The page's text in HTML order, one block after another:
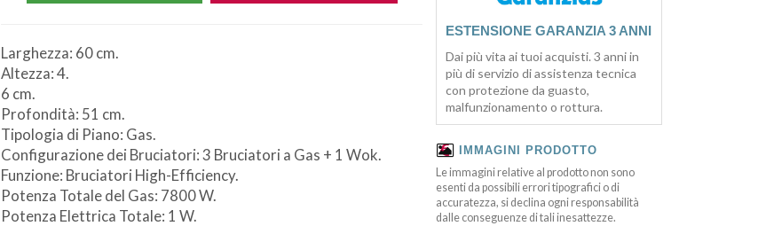
Larghezza: 60 cm.
Altezza: 4.
6 cm.
Profondità: 51 cm.
Tipologia di Piano: Gas.
Configurazione dei Bruciatori: 3 Bruciatori a Gas + 1 Wok.
Funzione: Bruciatori High-Efficiency.
Potenza Totale del Gas: 7800 W.
Potenza Elettrica Totale: 1 W.
ESTENSIONE GARANZIA 3 ANNI
Dai più vita ai tuoi acquisti. 3 anni in
più di servizio di assistenza tecnica
con protezione da guasto,
malfunzionamento o rottura.
IMMAGINI PRODOTTO
Le immagini relative al prodotto non sono
esenti da possibili errori tipografici o di
accuratezza, si declina ogni responsabilità
dalle conseguenze di tali inesattezze.